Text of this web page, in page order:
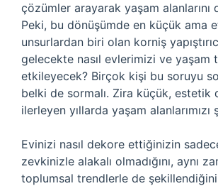
çözümler arayarak yaşam alanlarını
Peki, bu dönüşümde en küçük ama
unsurlardan biri olan korniş
gelecekte nasıl evlerimizi ve yaşam
etkileyecek? Birçok kişi bu soruyu
belki de sormalı. Zira küçük, estetik
ilerleyen yıllarda yaşam
Evinizi nasıl dekore ettiğinizin
zevkinizle alakalı olmadığını, aynı
toplumsal trendlerle de şekillendiğini